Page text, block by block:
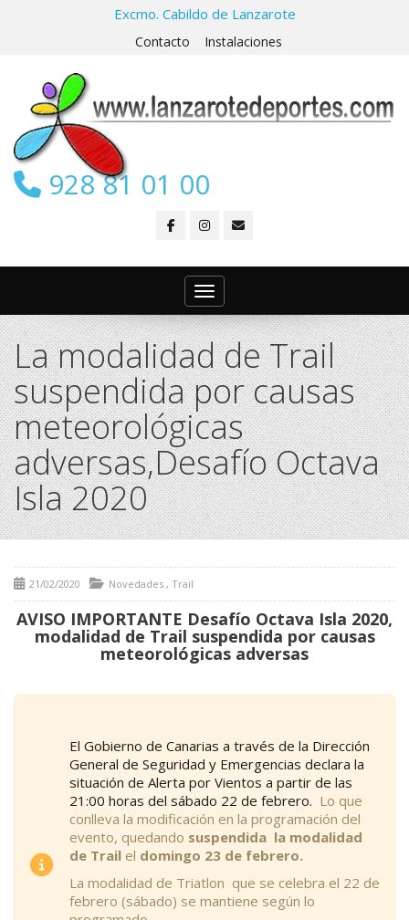
Excmo. Cabildo de Lanzarote
Contacto Instalaciones
928 81 01 00
Toggle navigation
La modalidad de Trail
suspendida por causas
meteorológicas
adversas,Desafío Octava
Isla 2020
21/02/2020 Novedades , Trail
AVISO IMPORTANTE Desafío Octava Isla 2020,
modalidad de Trail suspendida por causas
meteorológicas adversas
El Gobierno de Canarias a través de la Dirección
General de Seguridad y Emergencias declara la
situación de Alerta por Vientos a partir de las
21:00 horas del sábado 22 de febrero. Lo que
conlleva la modificación en la programación del
evento, quedando suspendida la modalidad
de Trail el domingo 23 de febrero.
La modalidad de Triatlon que se celebra el 22 de
febrero (sábado) se mantiene según lo